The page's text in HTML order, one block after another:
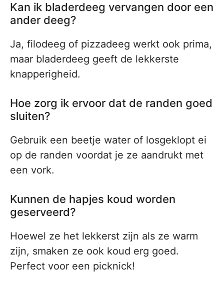
Kan ik bladerdeeg vervangen door een
ander deeg?
Ja, filodeeg of pizzadeeg werkt ook prima,
maar bladerdeeg geeft de lekkerste
knapperigheid.
Hoe zorg ik ervoor dat de randen goed
sluiten?
Gebruik een beetje water of losgeklopt ei
op de randen voordat je ze aandrukt met
een vork.
Kunnen de hapjes koud worden
geserveerd?
Hoewel ze het lekkerst zijn als ze warm
zijn, smaken ze ook koud erg goed.
Perfect voor een picknick!